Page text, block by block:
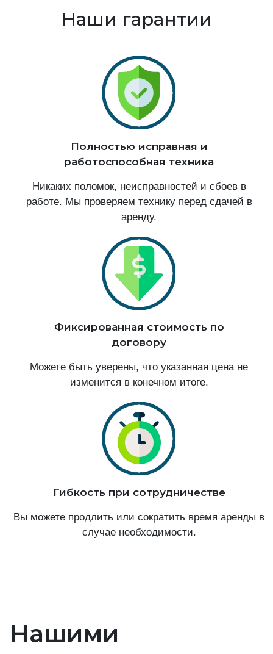
Наши гарантии
Полностью исправная и
работоспособная техника
Никаких поломок, неисправностей и сбоев в
работе. Мы проверяем технику перед сдачей в
аренду.
Фиксированная стоимость по
договору
Можете быть уверены, что указанная цена не
изменится в конечном итоге.
Гибкость при сотрудничестве
Вы можете продлить или сократить время аренды в
случае необходимости.
Нашими